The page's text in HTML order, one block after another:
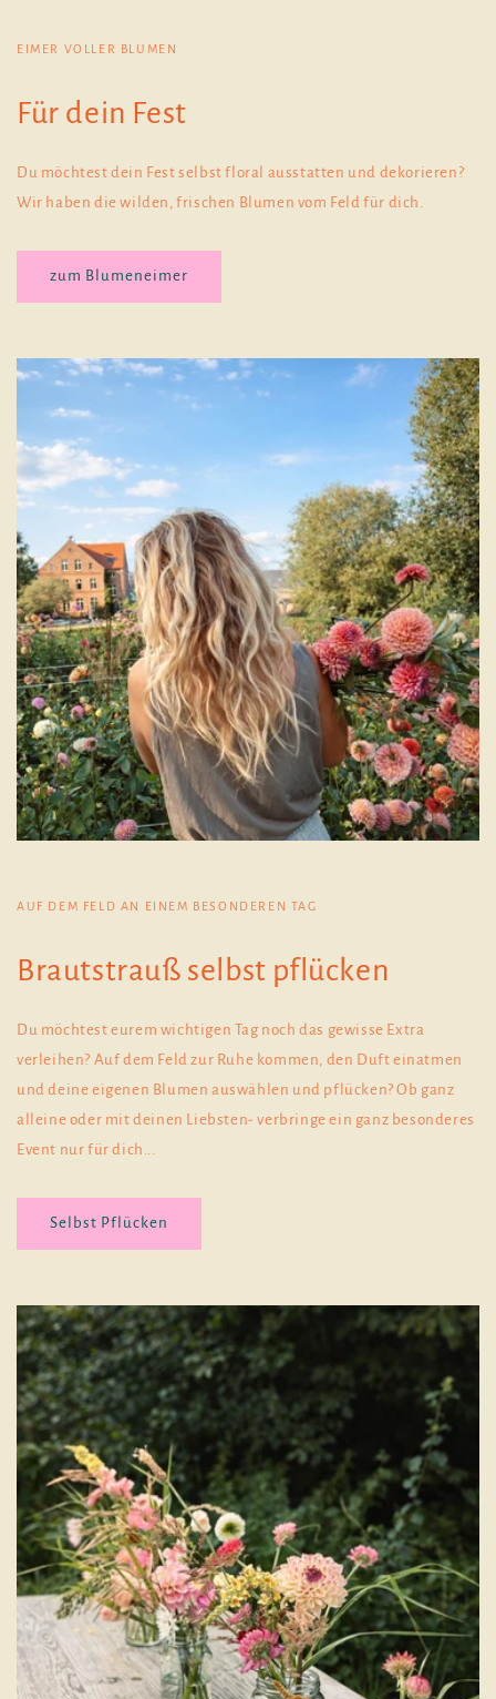
EIMER VOLLER BLUMEN
Für dein Fest
Du möchtest dein Fest selbst floral ausstatten und dekorieren?
Wir haben die wilden, frischen Blumen vom Feld für dich.
zum Blumeneimer
AUF DEM FELD AN EINEM BESONDEREN TAG
Brautstrauß selbst pflücken
Du möchtest eurem wichtigen Tag noch das gewisse Extra
verleihen? Auf dem Feld zur Ruhe kommen, den Duft einatmen
und deine eigenen Blumen auswählen und pflücken? Ob ganz
alleine oder mit deinen Liebsten- verbringe ein ganz besonderes
Event nur für dich...
Selbst Pflücken